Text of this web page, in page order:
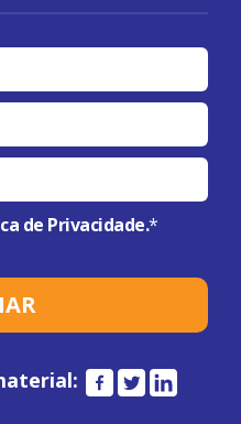
de Privacidade.*